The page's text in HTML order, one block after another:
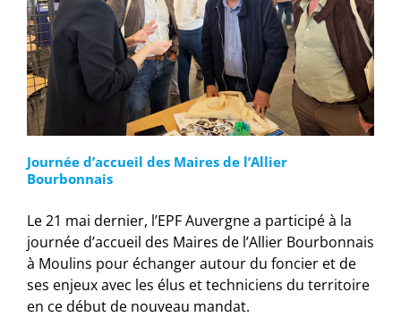
Journée d’accueil des Maires de l’Allier
Bourbonnais
Le 21 mai dernier, l’EPF Auvergne a participé à la
journée d’accueil des Maires de l’Allier Bourbonnais
à Moulins pour échanger autour du foncier et de
ses enjeux avec les élus et techniciens du territoire
en ce début de nouveau mandat.